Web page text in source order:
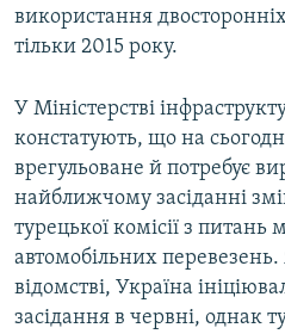
використання
тільки 2015 року.
У Міністерстві
констатують, що на
врегульоване й потребує
найближчому засіданні
турецької комісії з
автомобільних
відомстві, Україна
засідання в червні, однак